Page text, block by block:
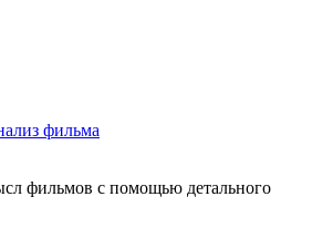
фильма
фильмов с помощью детального